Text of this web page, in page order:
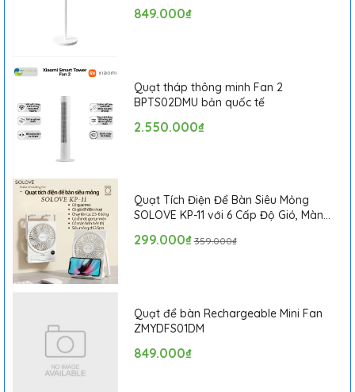
HEPA, bộ lọc, mạt bụi, vi khuẩn và bụi khác, tốc độ lọc cao tới
99,97%, động cơ có thể ngăn các hạt bụi lớn vào buồng máy
trong khi ngăn ngừa bụi bẩn tốc độ trở lại gây ra hai ô nhiễm
không khí trong nhà, để đảm bảo tuổi thọ của máy hút bụi.
Sau khi làm sạch có thể được tái chế, vệ sinh sạch sẽ.
849.000₫
Quạt tháp thông minh Fan 2
BPTS02DMU bản quốc tế
2.550.000₫
Quạt Tích Điện Để Bàn Siêu Mỏng
SOLOVE KP-11 với 6 Cấp Độ Gió, Màn
299.000₫ 359.000₫
Quạt để bàn Rechargeable Mini Fan
ZMYDFS01DM
849.000₫